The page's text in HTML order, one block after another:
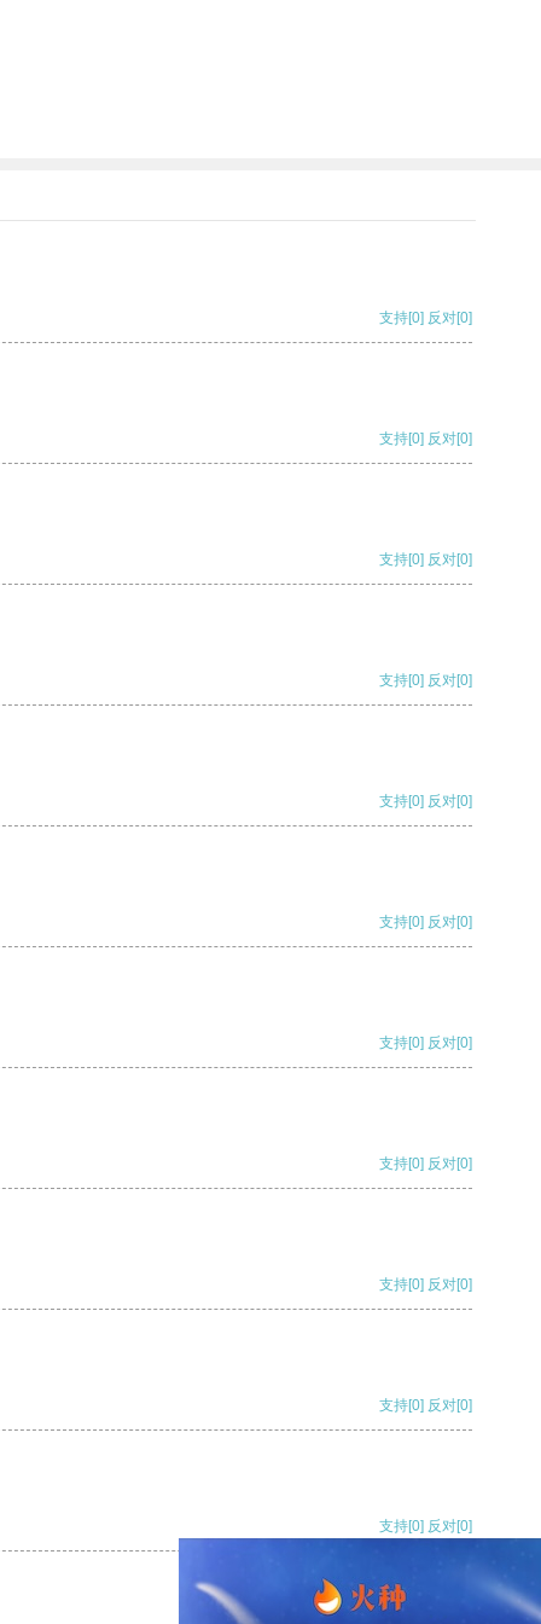
支持[0] 反对[0]
支持[0] 反对[0]
支持[0] 反对[0]
支持[0] 反对[0]
支持[0] 反对[0]
支持[0] 反对[0]
支持[0] 反对[0]
支持[0] 反对[0]
支持[0] 反对[0]
支持[0] 反对[0]
支持[0] 反对[0]